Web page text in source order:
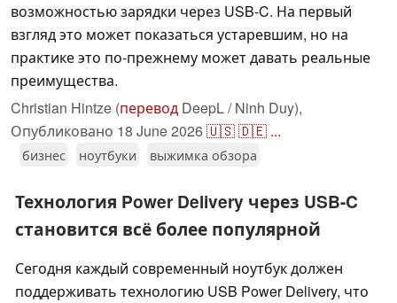
возможностью зарядки через USB-C. На первый
взгляд это может показаться устаревшим, но на
практике это по-прежнему может давать реальные
преимущества.
Christian Hintze (перевод DeepL / Ninh Duy),
Опубликовано 18 June 2026🇺🇸🇩🇪 ...
бизнес ноутбуки выжимка обзора
Технология Power Delivery через USB-C
становится всё более популярной
Сегодня каждый современный ноутбук должен
поддерживать технологию USB Power Delivery, что